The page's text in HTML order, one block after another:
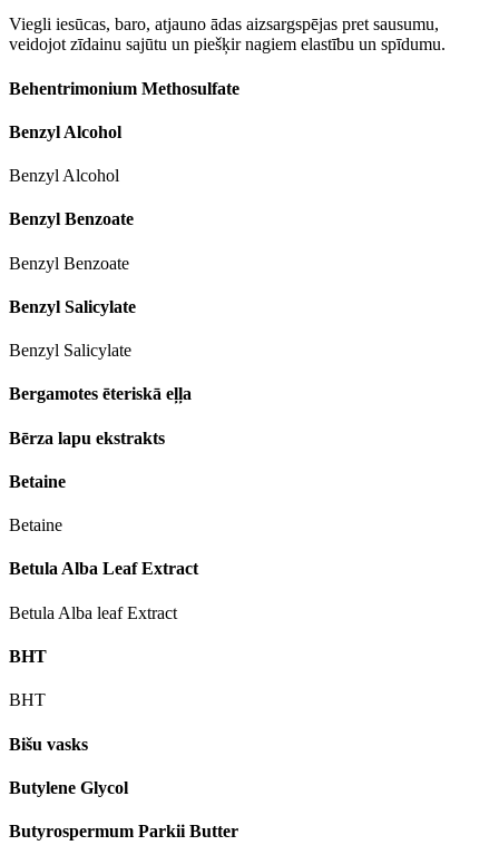
Viegli iesūcas, baro, atjauno ādas aizsargspējas pret sausumu,
veidojot zīdainu sajūtu un piešķir nagiem elastību un spīdumu.
Behentrimonium Methosulfate
Benzyl Alcohol
Benzyl Alcohol
Benzyl Benzoate
Benzyl Benzoate
Benzyl Salicylate
Benzyl Salicylate
Bergamotes ēteriskā eļļa
Bērza lapu ekstrakts
Betaine
Betaine
Betula Alba Leaf Extract
Betula Alba leaf Extract
BHT
BHT
Bišu vasks
Butylene Glycol
Butyrospermum Parkii Butter